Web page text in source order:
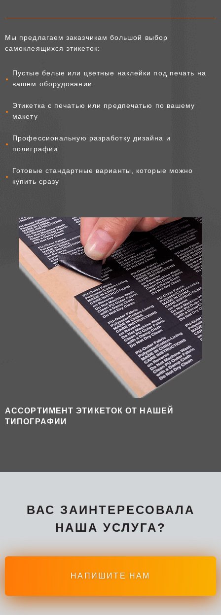
АССОРТИМЕНТ ЭТИКЕТОК ОТ НАШЕЙ
ТИПОГРАФИИ
Мы предлагаем заказчикам большой выбор
самоклеящихся этикеток:
Пустые белые или цветные наклейки под печать на
вашем оборудовании
Этикетка с печатью или предпечатью по вашему
макету
Профессиональную разработку дизайна и
полиграфии
Готовые стандартные варианты, которые можно
купить сразу
ВАС ЗАИНТЕРЕСОВАЛА
НАША УСЛУГА?
НАПИШИТЕ НАМ